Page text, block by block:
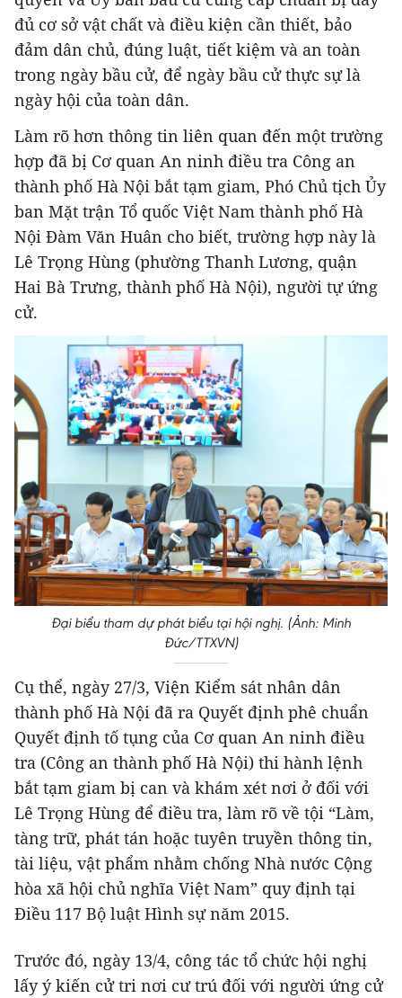
đủ cơ sở vật chất và điều kiện cần thiết, bảo
đảm dân chủ, đúng luật, tiết kiệm và an toàn
trong ngày bầu cử, để ngày bầu cử thực sự là
ngày hội của toàn dân.
Làm rõ hơn thông tin liên quan đến một trường
hợp đã bị Cơ quan An ninh điều tra Công an
thành phố Hà Nội bắt tạm giam, Phó Chủ tịch Ủy
ban Mặt trận Tổ quốc Việt Nam thành phố Hà
Nội Đàm Văn Huân cho biết, trường hợp này là
Lê Trọng Hùng (phường Thanh Lương, quận
Hai Bà Trưng, thành phố Hà Nội), người tự ứng
cử.
Đại biểu tham dự phát biểu tại hội nghị. (Ảnh: Minh
Đức/TTXVN)
Cụ thể, ngày 27/3, Viện Kiểm sát nhân dân
thành phố Hà Nội đã ra Quyết định phê chuẩn
Quyết định tố tụng của Cơ quan An ninh điều
tra (Công an thành phố Hà Nội) thi hành lệnh
bắt tạm giam bị can và khám xét nơi ở đối với
Lê Trọng Hùng để điều tra, làm rõ về tội “Làm,
tàng trữ, phát tán hoặc tuyên truyền thông tin,
tài liệu, vật phẩm nhằm chống Nhà nước Cộng
hòa xã hội chủ nghĩa Việt Nam” quy định tại
Điều 117 Bộ luật Hình sự năm 2015.
Trước đó, ngày 13/4, công tác tổ chức hội nghị
lấy ý kiến cử tri nơi cư trú đối với người ứng cử